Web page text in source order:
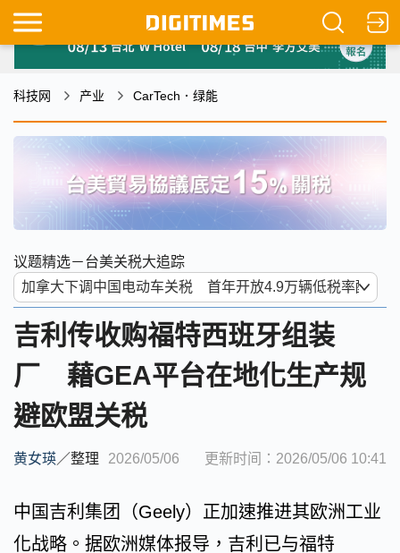
科技网 产业 CarTech．绿能
议题精选－台美关税大追踪
吉利传收购福特西班牙组装
厂 藉GEA平台在地化生产规
避欧盟关税
黄女瑛／整理 2026/05/06 更新时间：2026/05/06 10:41
中国吉利集团（Geely）正加速推进其欧洲工业
化战略。据欧洲媒体报导，吉利已与福特